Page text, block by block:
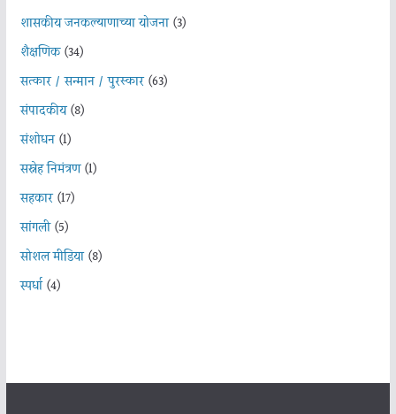
शासकीय जनकल्याणाच्या योजना(3)
शैक्षणिक(34)
सत्कार / सन्मान / पुरस्कार(63)
संपादकीय(8)
संशोधन(1)
सस्नेह निमंत्रण(1)
सहकार(17)
सांगली(5)
सोशल मीडिया(8)
स्पर्धा(4)